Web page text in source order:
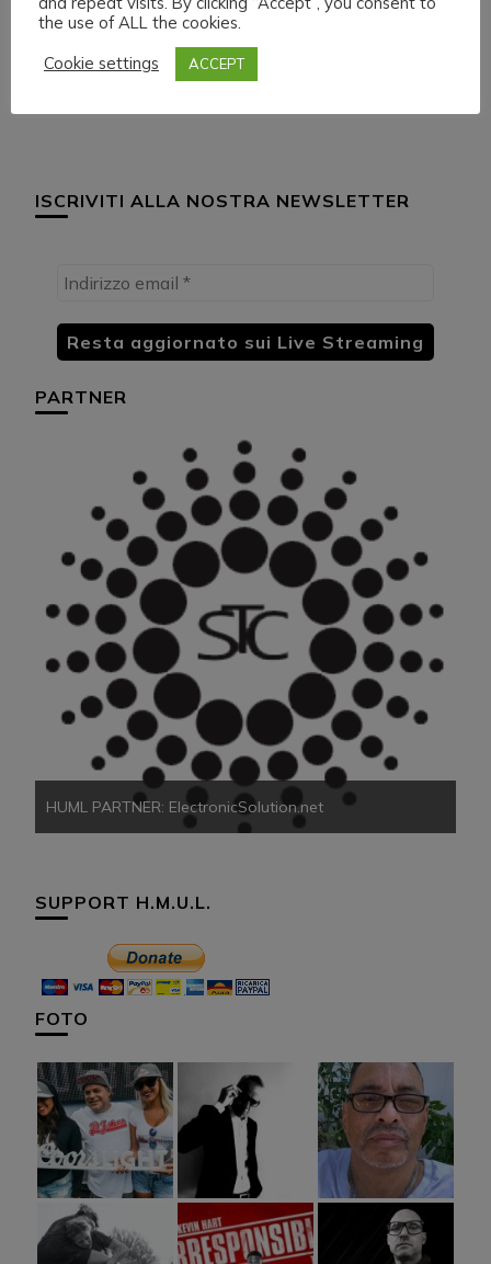
articoli
SUNDAY 5 DECEMBER
START 17:00 ITA CET
SUNDAY 5 DECEMBER
ISCRIVITI ALLA NOSTRA NEWSLETTER
PARTNER
HUML PARTNER: ElectronicSolution.net
SUPPORT H.M.U.L.
FOTO
the use of ALL the cookies.
Cookie settings
ACCEPT